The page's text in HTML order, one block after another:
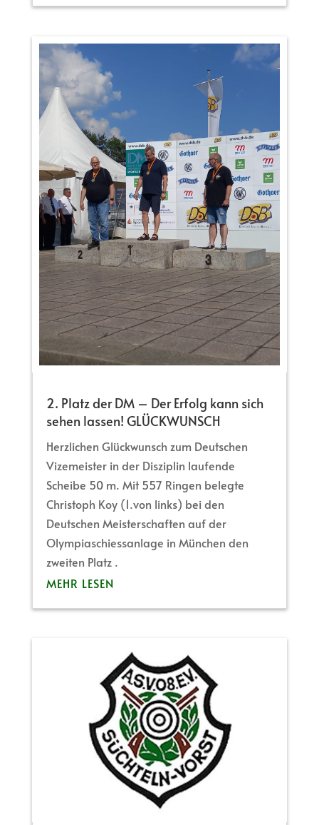
2. Platz der DM – Der Erfolg kann sich
sehen lassen! GLÜCKWUNSCH
Herzlichen Glückwunsch zum Deutschen
Vizemeister in der Disziplin laufende
Scheibe 50 m. Mit 557 Ringen belegte
Christoph Koy (1.von links) bei den
Deutschen Meisterschaften auf der
Olympiaschiessanlage in München den
zweiten Platz .
MEHR LESEN